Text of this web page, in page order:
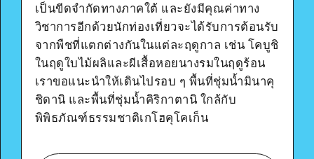
เป็นขีดจำกัดทางภาคใต้ และยังมีคุณค่าทาง
วิชาการอีกด้วยนักท่องเที่ยวจะได้รับการต้อนรับ
จากพืชที่แตกต่างกันในแต่ละฤดูกาล เช่น โคบูชิ
ในฤดูใบไม้ผลิและผีเสื้อหอยนางรมในฤดูร้อน
เราขอแนะนำให้เดินไปรอบ ๆ พื้นที่ชุ่มน้ำมินาคุ
ชิดานิ และพื้นที่ชุ่มน้ำคิริกาตานิ ใกล้กับ
พิพิธภัณฑ์ธรรมชาติเกโฮคุโคเก็น